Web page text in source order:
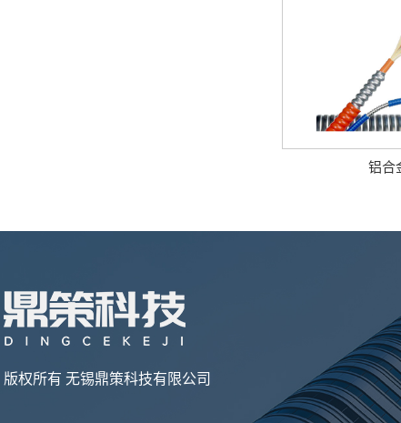
铝合
版权所有 无锡鼎策科技有限公司